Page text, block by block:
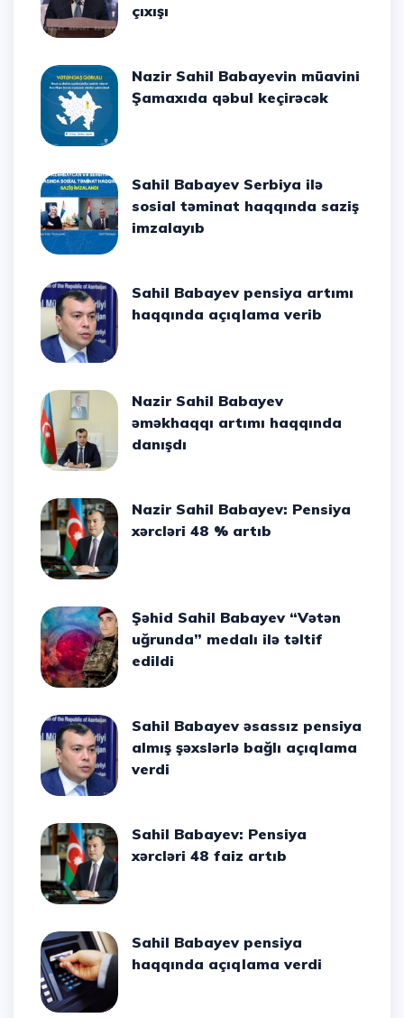
çıxışı
Nazir Sahil Babayevin müavini
Şamaxıda qəbul keçirəcək
Sahil Babayev Serbiya ilə
sosial təminat haqqında saziş
imzalayıb
Sahil Babayev pensiya artımı
haqqında açıqlama verib
Nazir Sahil Babayev
əməkhaqqı artımı haqqında
danışdı
Nazir Sahil Babayev: Pensiya
xərcləri 48 % artıb
Şəhid Sahil Babayev “Vətən
uğrunda” medalı ilə təltif
edildi
Sahil Babayev əsassız pensiya
almış şəxslərlə bağlı açıqlama
verdi
Sahil Babayev: Pensiya
xərcləri 48 faiz artıb
Sahil Babayev pensiya
haqqında açıqlama verdi